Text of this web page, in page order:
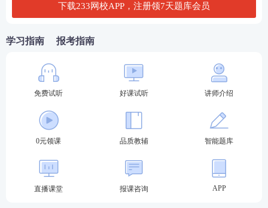
下载233网校APP，注册领7天题库会员
学习指南 报考指南
免费试听 好课试听 讲师介绍
0元领课 品质教辅 智能题库
直播课堂 报课咨询 APP